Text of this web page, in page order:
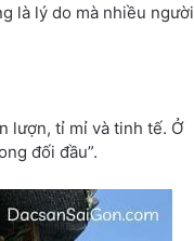
là lý do mà nhiều người
lượn, tỉ mỉ và tinh tế. Ở
đối đầu”.